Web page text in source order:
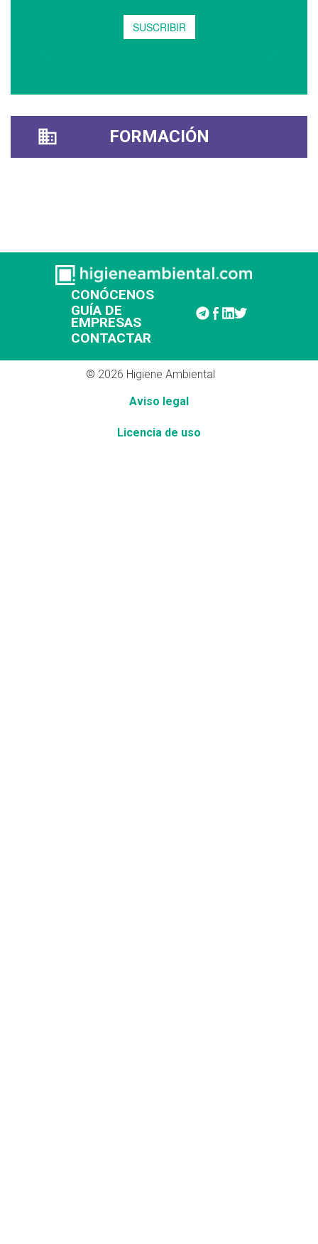
FORMACIÓN
CONÓCENOS
GUÍA DE
EMPRESAS
CONTACTAR
© 2026 Higiene Ambiental
Aviso legal
Licencia de uso